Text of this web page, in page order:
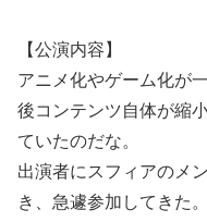
【公演内容】
アニメ化やゲーム化が
後コンテンツ自体が縮
ていたのだな。
出演者にスフィアのメ
き、急遽参加してきた。